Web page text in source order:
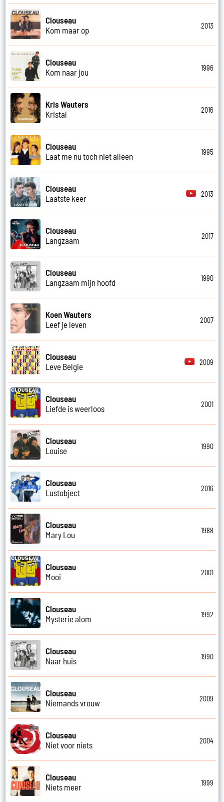
Clouseau
Kom maar op
2013
Clouseau
Kom naar jou
1996
Kris Wauters
Kristal
2016
Clouseau
Laat me nu toch niet alleen
1995
Clouseau
Laatste keer
2013
Clouseau
Langzaam
2017
Clouseau
Langzaam mijn hoofd
1990
Koen Wauters
Leef je leven
2007
Clouseau
Leve Belgie
2009
Clouseau
Liefde is weerloos
2001
Clouseau
Louise
1990
Clouseau
Lustobject
2016
Clouseau
Mary Lou
1988
Clouseau
Mooi
2001
Clouseau
Mysterie alom
1992
Clouseau
Naar huis
1990
Clouseau
Niemands vrouw
2009
Clouseau
Niet voor niets
2004
Clouseau
Niets meer
1999